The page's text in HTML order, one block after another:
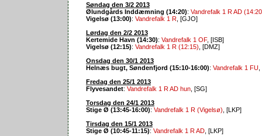
Søndag den 3/2 2013
Ølundgårds Inddæmning (14:20): Vandrefalk 1 R AD
Vigelsø (13:00): Vandrefalk 1 R , [GJO]
Lørdag den 2/2 2013
Kertemide Havn (14:30): Vandrefalk 1 OF, [ISB]
Vigelsø (12:15): Vandrefalk 1 R (12:15) , [DMZ]
Onsdag den 30/1 2013
Helnæs bugt, Søndenfjord (15:10-16:00): Vandrefalk 1 FU
Fredag den 25/1 2013
Flyvesandet: Vandrefalk 1 R AD hun , [SG]
Torsdag den 24/1 2013
Stige Ø (13:45-16:00): Vandrefalk 1 R (Vigelsø) , [LKP]
Tirsdag den 15/1 2013
Stige Ø (10:45-11:15): Vandrefalk 1 R AD , [LKP]